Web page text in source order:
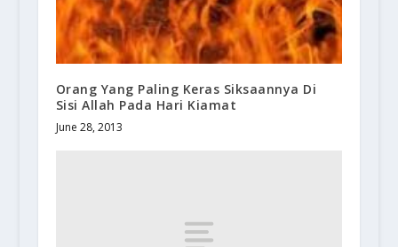
Orang Yang Paling Keras Siksaannya Di
Sisi Allah Pada Hari Kiamat
June 28, 2013